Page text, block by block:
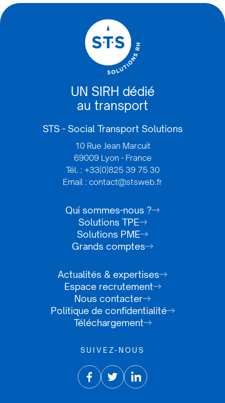
UN SIRH dédié
au transport
STS - Social Transport Solutions
10 Rue Jean Marcuit
69009 Lyon - France
Tél. : +33(0)825 39 75 30
Email : contact@stsweb.fr
Qui sommes-nous ?
Solutions TPE
Solutions PME
Grands comptes
Actualités & expertises
Espace recrutement
Nous contacter
Politique de confidentialité
Téléchargement
SUIVEZ-NOUS